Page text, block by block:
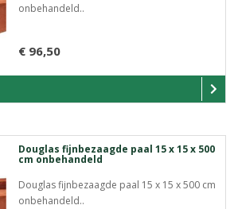
onbehandeld..
€ 96,50
Douglas fijnbezaagde paal 15 x 15 x 500
cm onbehandeld
Douglas fijnbezaagde paal 15 x 15 x 500 cm
onbehandeld..